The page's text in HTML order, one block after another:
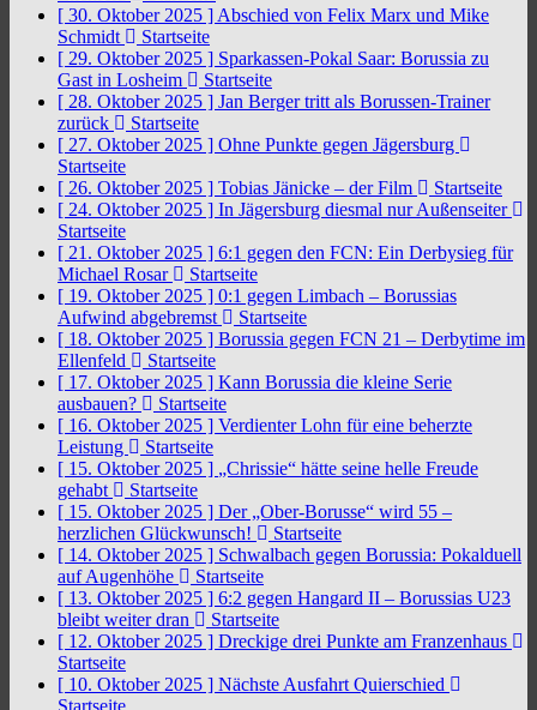
[ 30. Oktober 2025 ] Abschied von Felix Marx und Mike
Schmidt
Startseite
[ 29. Oktober 2025 ] Sparkassen-Pokal Saar: Borussia zu
Gast in Losheim
Startseite
[ 28. Oktober 2025 ] Jan Berger tritt als Borussen-Trainer
zurück
Startseite
[ 27. Oktober 2025 ] Ohne Punkte gegen Jägersburg
Startseite
[ 26. Oktober 2025 ] Tobias Jänicke – der Film
Startseite
[ 24. Oktober 2025 ] In Jägersburg diesmal nur Außenseiter
Startseite
[ 21. Oktober 2025 ] 6:1 gegen den FCN: Ein Derbysieg für
Michael Rosar
Startseite
[ 19. Oktober 2025 ] 0:1 gegen Limbach – Borussias
Aufwind abgebremst
Startseite
[ 18. Oktober 2025 ] Borussia gegen FCN 21 – Derbytime im
Ellenfeld
Startseite
[ 17. Oktober 2025 ] Kann Borussia die kleine Serie
ausbauen?
Startseite
[ 16. Oktober 2025 ] Verdienter Lohn für eine beherzte
Leistung
Startseite
[ 15. Oktober 2025 ] „Chrissie“ hätte seine helle Freude
gehabt
Startseite
[ 15. Oktober 2025 ] Der „Ober-Borusse“ wird 55 –
herzlichen Glückwunsch!
Startseite
[ 14. Oktober 2025 ] Schwalbach gegen Borussia: Pokalduell
auf Augenhöhe
Startseite
[ 13. Oktober 2025 ] 6:2 gegen Hangard II – Borussias U23
bleibt weiter dran
Startseite
[ 12. Oktober 2025 ] Dreckige drei Punkte am Franzenhaus
Startseite
[ 10. Oktober 2025 ] Nächste Ausfahrt Quierschied
Startseite